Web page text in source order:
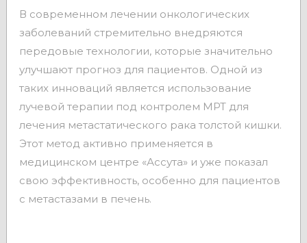
В современном лечении онкологических
заболеваний стремительно внедряются
передовые технологии, которые значительно
улучшают прогноз для пациентов. Одной из
таких инноваций является использование
лучевой терапии под контролем МРТ для
лечения метастатического рака толстой кишки.
Этот метод активно применяется в
медицинском центре «Ассута» и уже показал
свою эффективность, особенно для пациентов
с метастазами в печень.